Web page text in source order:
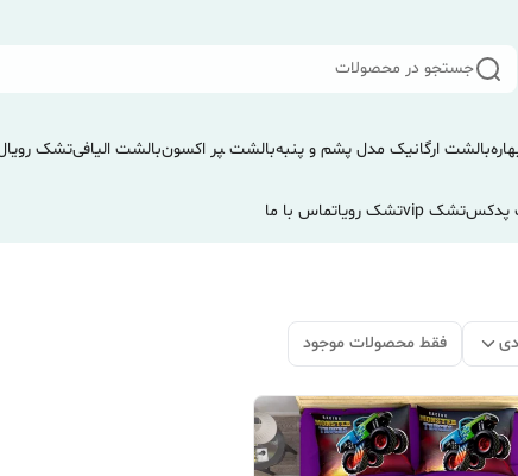
جستجو در محصولات
بالشت ارگانیک مدل پشم و پنبهبالشت ‍‍‍پر اکسونبالشت الیافیتشک
پدکستشک vip تشک رویاتماس با ما
فقط محصولات موجود